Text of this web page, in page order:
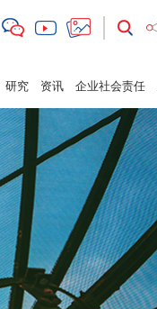
研究 资讯 企业社会责任